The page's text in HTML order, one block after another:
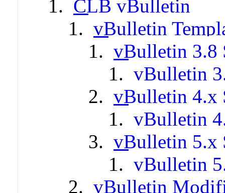
CLB vBulletin
vBulletin
vBulletin 3.8
vBulletin
vBulletin 4.x
vBulletin
vBulletin 5.x
vBulletin
vBulletin